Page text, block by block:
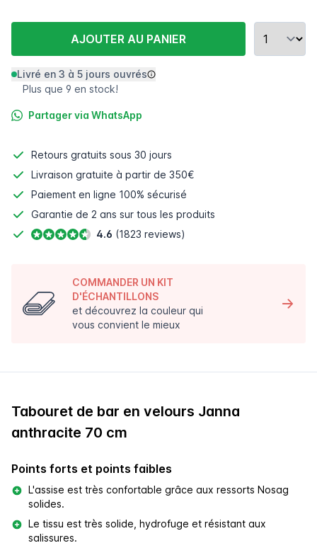
AJOUTER AU PANIER
Livré en 3 à 5 jours ouvrés
Plus que 9 en stock!
Partager via WhatsApp
Retours gratuits sous 30 jours
Livraison gratuite à partir de 350€
Paiement en ligne 100% sécurisé
Garantie de 2 ans sur tous les produits
4.6 (1823 reviews)
COMMANDER UN KIT
D'ÉCHANTILLONS
et découvrez la couleur qui
vous convient le mieux
Tabouret de bar en velours Janna
anthracite 70 cm
Points forts et points faibles
L'assise est très confortable grâce aux ressorts Nosag
solides.
Le tissu est très solide, hydrofuge et résistant aux
salissures.